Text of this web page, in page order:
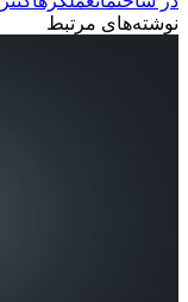
مرتبط